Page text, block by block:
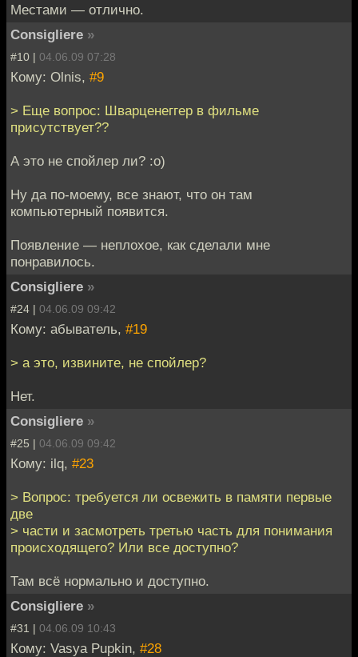
Местами — отлично.
Consigliere »
#10 | 04.06.09 07:28
Кому: Olnis, #9
> Еще вопрос: Шварценеггер в фильме
присутствует??
А это не спойлер ли? :o)
Ну да по-моему, все знают, что он там
компьютерный появится.
Появление — неплохое, как сделали мне
понравилось.
Consigliere »
#24 | 04.06.09 09:42
Кому: абыватель, #19
> а это, извините, не спойлер?
Нет.
Consigliere »
#25 | 04.06.09 09:42
Кому: ilq, #23
> Вопрос: требуется ли освежить в памяти первые
две
> части и засмотреть третью часть для понимания
происходящего? Или все доступно?
Там всё нормально и доступно.
Consigliere »
#31 | 04.06.09 10:43
Кому: Vasya Pupkin, #28